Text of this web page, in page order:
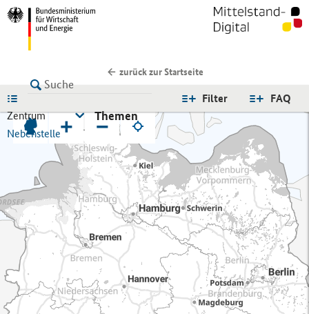
zurück zur Startseite
FAQ
Filter
Zentrum
Nebenstelle
Themen
+ −